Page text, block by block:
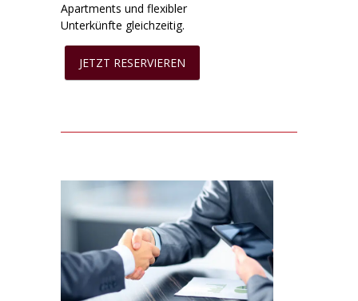
Apartments und flexibler
Unterkünfte gleichzeitig.
JETZT RESERVIEREN